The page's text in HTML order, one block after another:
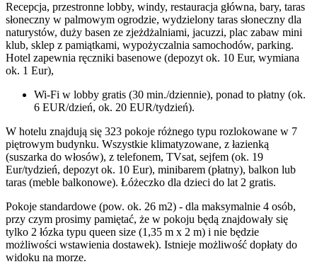
Recepcja, przestronne lobby, windy, restauracja główna, bary, taras
słoneczny w palmowym ogrodzie, wydzielony taras słoneczny dla
naturystów, duży basen ze zjeżdżalniami, jacuzzi, plac zabaw mini
klub, sklep z pamiątkami, wypożyczalnia samochodów, parking.
Hotel zapewnia ręczniki basenowe (depozyt ok. 10 Eur, wymiana
ok. 1 Eur),
Wi-Fi w lobby gratis (30 min./dziennie), ponad to płatny (ok.
6 EUR/dzień, ok. 20 EUR/tydzień).
W hotelu znajdują się 323 pokoje różnego typu rozlokowane w 7
piętrowym budynku. Wszystkie klimatyzowane, z łazienką
(suszarka do włosów), z telefonem, TVsat, sejfem (ok. 19
Eur/tydzień, depozyt ok. 10 Eur), minibarem (płatny), balkon lub
taras (meble balkonowe). Łóżeczko dla dzieci do lat 2 gratis.
Pokoje standardowe (pow. ok. 26 m2) - dla maksymalnie 4 osób,
przy czym prosimy pamiętać, że w pokoju będą znajdowały się
tylko 2 łózka typu queen size (1,35 m x 2 m) i nie będzie
możliwości wstawienia dostawek). Istnieje możliwość dopłaty do
widoku na morze.